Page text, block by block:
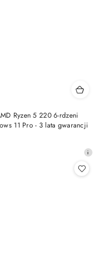
Ryzen 5 220 6-rdzeni
11 Pro - 3 lata gwarancji